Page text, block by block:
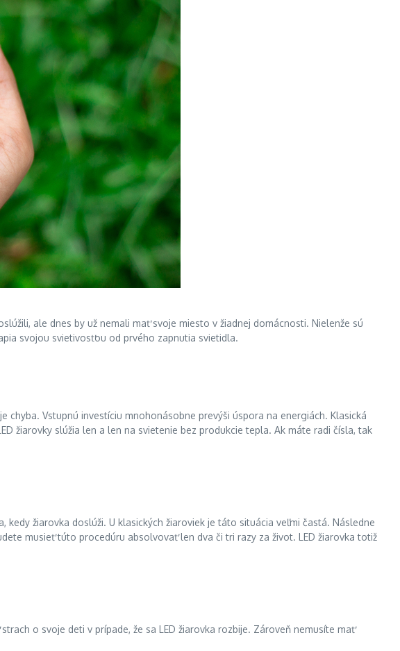
ale dnes by už nemali mať svoje miesto v žiadnej domácnosti. Nielenže sú
svojou svietivosťou od prvého zapnutia svietidla.
Vstupnú investíciu mnohonásobne prevýši úspora na energiách. Klasická
žiarovky slúžia len a len na svietenie bez produkcie tepla. Ak máte radi čísla, tak
žiarovka doslúži. U klasických žiaroviek je táto situácia veľmi častá. Následne
musieť túto procedúru absolvovať len dva či tri razy za život. LED žiarovka totiž
o svoje deti v prípade, že sa LED žiarovka rozbije. Zároveň nemusíte mať